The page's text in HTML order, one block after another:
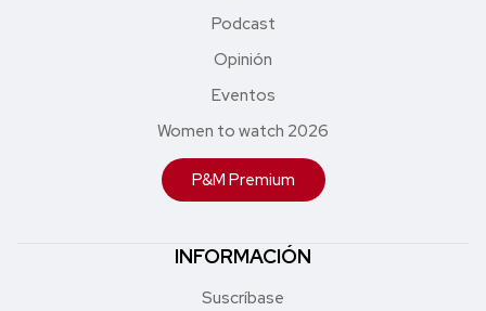
Podcast
Opinión
Eventos
Women to watch 2026
P&M Premium
INFORMACIÓN
Suscríbase